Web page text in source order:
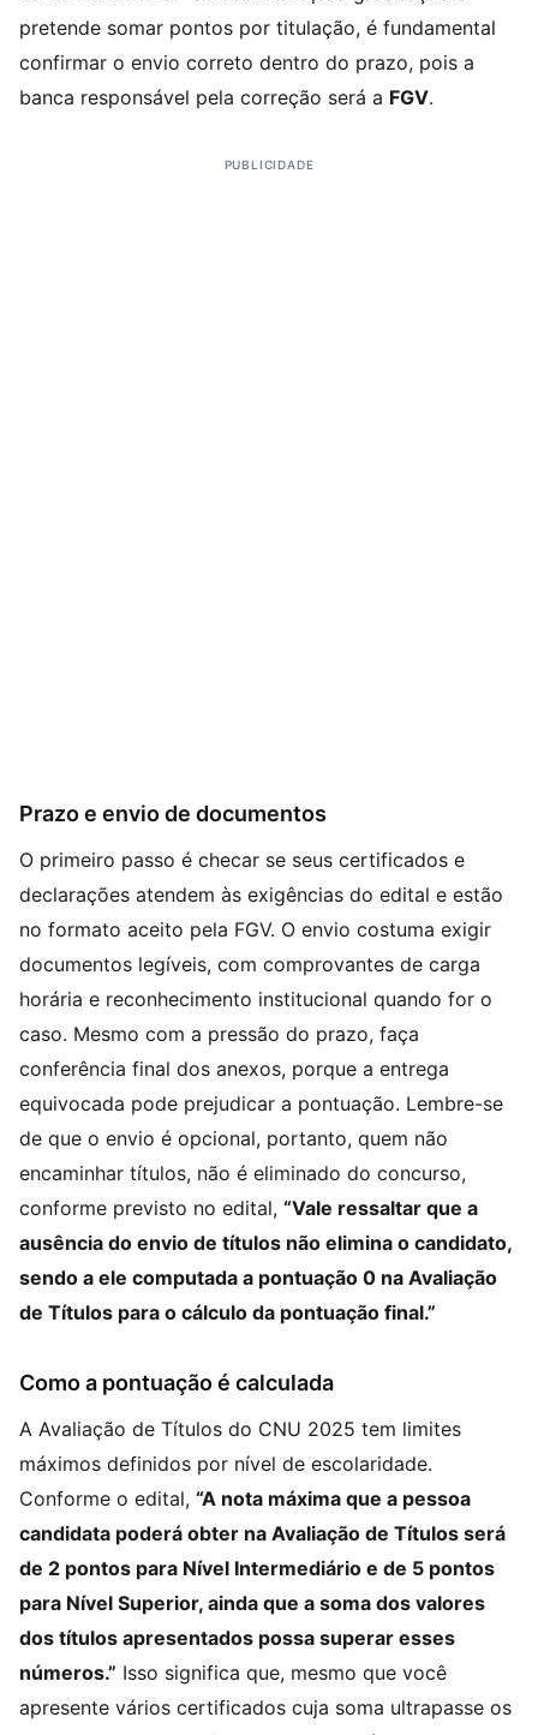
pretende somar pontos por titulação, é fundamental
confirmar o envio correto dentro do prazo, pois a
banca responsável pela correção será a FGV.
PUBLICIDADE
Prazo e envio de documentos
O primeiro passo é checar se seus certificados e
declarações atendem às exigências do edital e estão
no formato aceito pela FGV. O envio costuma exigir
documentos legíveis, com comprovantes de carga
horária e reconhecimento institucional quando for o
caso. Mesmo com a pressão do prazo, faça
conferência final dos anexos, porque a entrega
equivocada pode prejudicar a pontuação. Lembre-se
de que o envio é opcional, portanto, quem não
encaminhar títulos, não é eliminado do concurso,
conforme previsto no edital, “Vale ressaltar que a
ausência do envio de títulos não elimina o candidato,
sendo a ele computada a pontuação 0 na Avaliação
de Títulos para o cálculo da pontuação final.”
Como a pontuação é calculada
A Avaliação de Títulos do CNU 2025 tem limites
máximos definidos por nível de escolaridade.
Conforme o edital, “A nota máxima que a pessoa
candidata poderá obter na Avaliação de Títulos será
de 2 pontos para Nível Intermediário e de 5 pontos
para Nível Superior, ainda que a soma dos valores
dos títulos apresentados possa superar esses
números.” Isso significa que, mesmo que você
apresente vários certificados cuja soma ultrapasse os